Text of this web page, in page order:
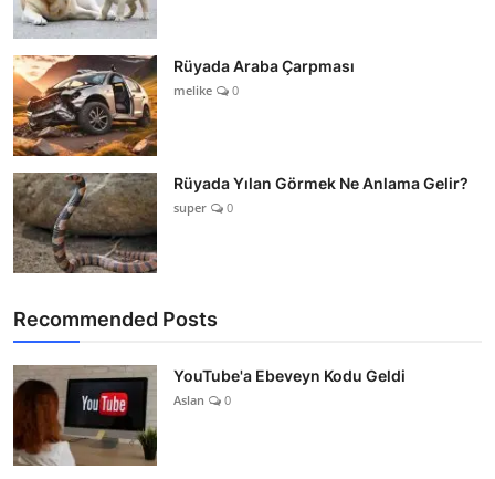
Rüyada Araba Çarpması
melike 0
Rüyada Yılan Görmek Ne Anlama Gelir?
super 0
Recommended Posts
YouTube'a Ebeveyn Kodu Geldi
Aslan 0